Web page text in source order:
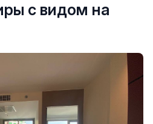
с видом на